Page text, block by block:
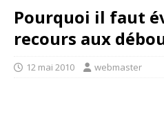
Pourquoi il faut
recours aux
12 mai 2010 webmaster